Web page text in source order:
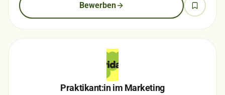
Bewerben
Praktikant:in im Marketing